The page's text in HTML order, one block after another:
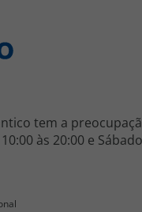
tem a
às 20:00 e